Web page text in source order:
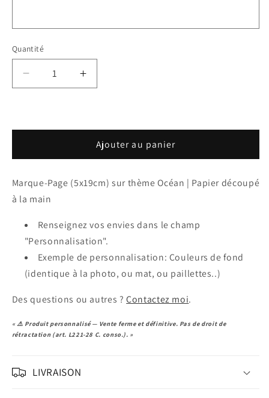
Quantité
Réduire
la
Marque-
thème
Dead
Augmenter
la
Marque-
Page
thème
Dead
Ajouter au panier
Marque-Page (5x19cm) sur thème Océan | Papier découpé
à la main
Renseignez vos envies dans le champ
"Personnalisation".
Exemple de personnalisation: Couleurs de fond
(identique à la photo, ou mat, ou paillettes..)
Des questions ou autres ?Contactez moi.
« ⚠️ Produit personnalisé — Vente ferme et définitive. Pas de droit de
rétractation (art. L221-28 C. conso.). »
LIVRAISON